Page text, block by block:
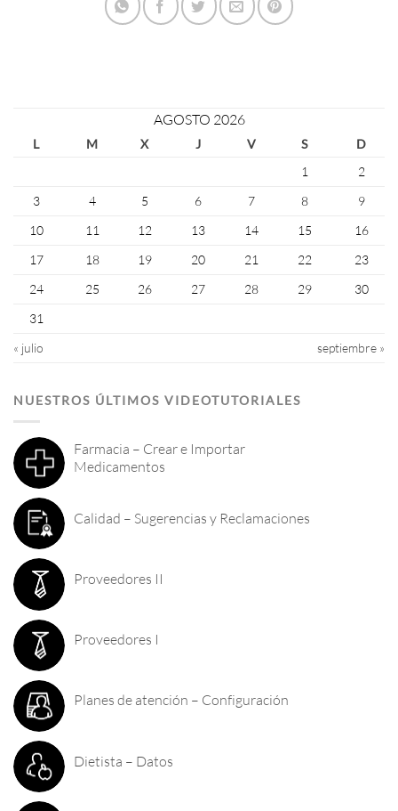
AGOSTO 2026
L M X J V S
D
1
2
3
4 5 6 7 8
9
10
11 12 13 14 15
16
17
18 19 20 21 22
23
24
25 26 27 28 29
30
31
« julio
septiembre »
NUESTROS ÚLTIMOS VIDEOTUTORIALES
Farmacia – Crear e Importar
Medicamentos
Calidad – Sugerencias y Reclamaciones
Proveedores II
Proveedores I
Planes de atención – Configuración
Dietista – Datos